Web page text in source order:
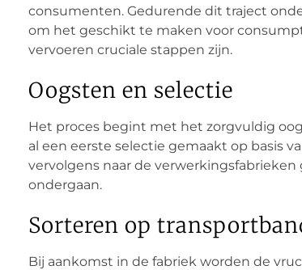
consumenten. Gedurende dit traject
om het geschikt te maken voor
vervoeren cruciale stappen zijn.
Oogsten en selectie
Het proces begint met het zorgvuldig
al een eerste selectie gemaakt op basis
vervolgens naar de
ondergaan.
Sorteren op
Bij aankomst in de fabriek worden de